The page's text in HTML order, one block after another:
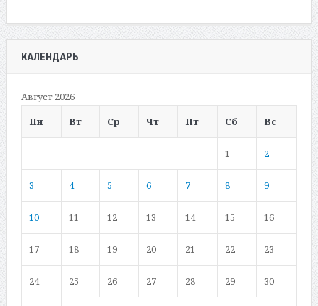
КАЛЕНДАРЬ
Август 2026
Пн
Вт Ср Чт Пт Сб Вс
1 2
3 4 5 6 7 8 9
10 11 12 13 14 15 16
17 18 19 20 21 22 23
24 25 26 27 28 29 30